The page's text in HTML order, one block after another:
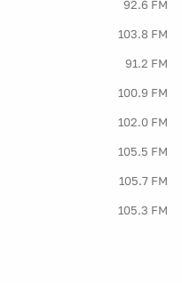
92.6 FM
103.8 FM
91.2 FM
100.9 FM
102.0 FM
105.5 FM
105.7 FM
105.3 FM